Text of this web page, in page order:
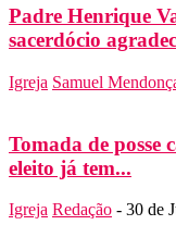
Padre Henrique
sacerdócio
Igreja Samuel
Tomada de posse
eleito já tem...
Igreja Redação - 30 de